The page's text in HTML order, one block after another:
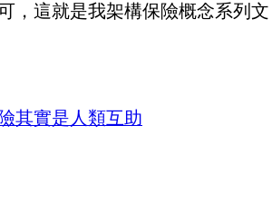
，這就是我架構保險概念系列文
其實是人類互助